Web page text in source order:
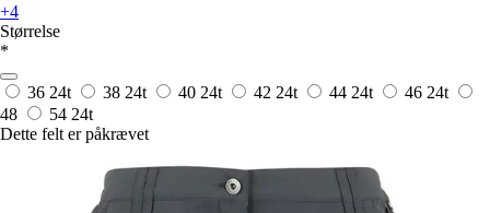
+4
Størrelse
*
36 24t 38 24t 40 24t 42 24t 44 24t 46 24t
48
54 24t
Dette felt er påkrævet